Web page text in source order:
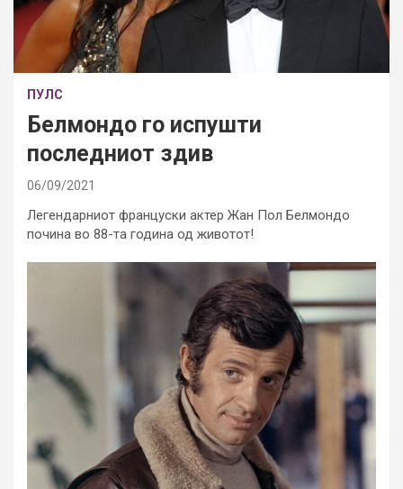
ПУЛС
Белмондо го испушти
последниот здив
06/09/2021
Легендарниот француски актер Жан Пол Белмондо
почина во 88-та година од животот!